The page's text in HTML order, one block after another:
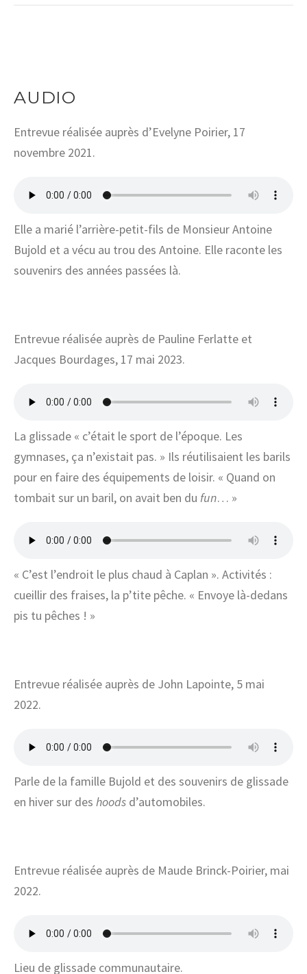
AUDIO
Entrevue réalisée auprès d’Evelyne Poirier, 17
novembre 2021.
Elle a marié l’arrière-petit-fils de Monsieur Antoine
Bujold et a vécu au trou des Antoine. Elle raconte les
souvenirs des années passées là.
Entrevue réalisée auprès de Pauline Ferlatte et
Jacques Bourdages, 17 mai 2023.
La glissade « c’était le sport de l’époque. Les
gymnases, ça n’existait pas. » Ils réutilisaient les barils
pour en faire des équipements de loisir. « Quand on
tombait sur un baril, on avait ben du fun… »
« C’est l’endroit le plus chaud à Caplan ». Activités :
cueillir des fraises, la p’tite pêche. « Envoye là-dedans
pis tu pêches ! »
Entrevue réalisée auprès de John Lapointe, 5 mai
2022.
Parle de la famille Bujold et des souvenirs de glissade
en hiver sur des hoods d’automobiles.
Entrevue réalisée auprès de Maude Brinck-Poirier, mai
2022.
Lieu de glissade communautaire.